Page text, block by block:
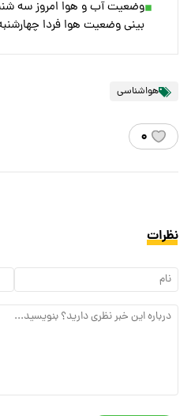
بینی وضعیت هوا فردا چهارشنبه ۲۴
هواشناسی
۰
نظرات